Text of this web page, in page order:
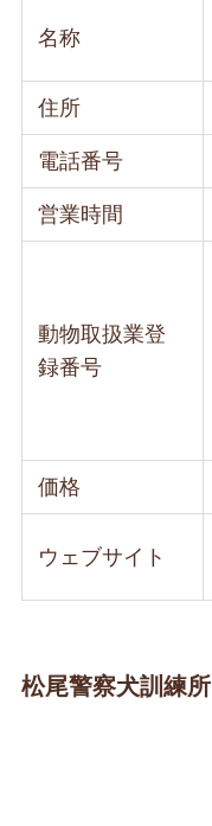
名称
住所
電話番号
営業時間
動物取扱業登
録番号
価格
ウェブサイト
松尾警察犬訓練所